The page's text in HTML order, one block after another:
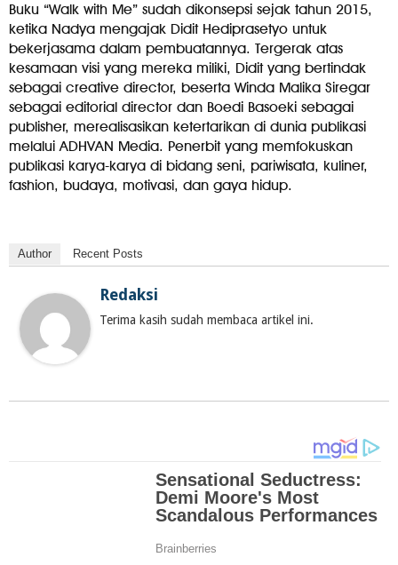
Buku “Walk with Me” sudah dikonsepsi sejak tahun 2015,
ketika Nadya mengajak Didit Hediprasetyo untuk
bekerjasama dalam pembuatannya. Tergerak atas
kesamaan visi yang mereka miliki, Didit yang bertindak
sebagai creative director, beserta Winda Malika Siregar
sebagai editorial director dan Boedi Basoeki sebagai
publisher, merealisasikan ketertarikan di dunia publikasi
melalui ADHVAN Media. Penerbit yang memfokuskan
publikasi karya-karya di bidang seni, pariwisata, kuliner,
fashion, budaya, motivasi, dan gaya hidup.
Author Recent Posts
Redaksi
Terima kasih sudah membaca artikel ini.